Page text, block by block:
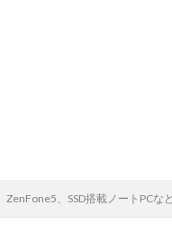
、SSD搭載ノートPCな